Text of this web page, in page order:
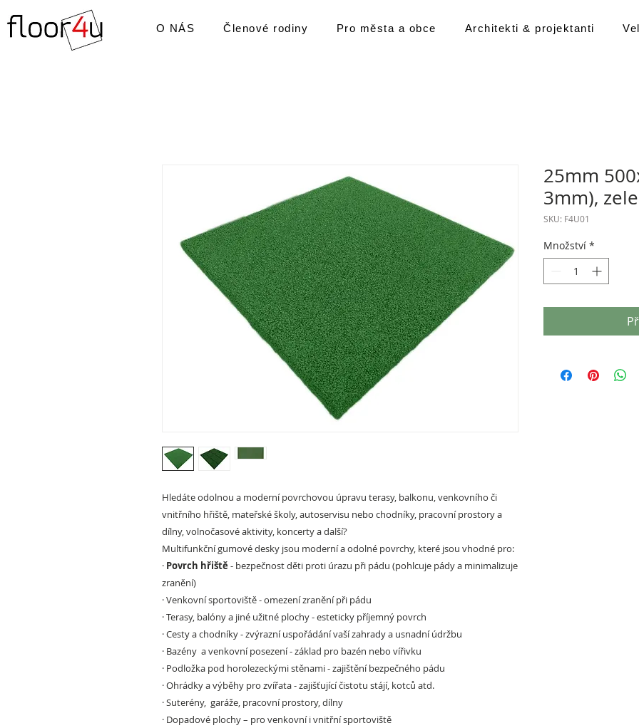
O NÁS Členové rodiny Pro města a obce Architekti & projektanti
Hledáte odolnou a moderní povrchovou úpravu terasy, balkonu, venkovního či
vnitřního hřiště, mateřské školy, autoservisu nebo chodníky, pracovní prostory a
dílny, volnočasové aktivity, koncerty a další?
Multifunkční gumové desky jsou moderní a odolné povrchy, které jsou vhodné pro:
· Povrch hřiště- bezpečnost děti proti úrazu při pádu (pohlcuje pády a minimalizuje
zranění)
·Venkovní sportoviště- omezení zranění při pádu
·Terasy, balóny a jiné užitné plochy- esteticky příjemný povrch
·Cesty a chodníky- zvýrazní uspořádání vaší zahrady a usnadní údržbu
· Bazény a venkovní posezení -základ pro bazén nebo vířivku
· Podložka pod horolezeckými stěnami- zajištění bezpečného pádu
·Ohrádky a výběhy pro zvířata- zajišťující čistotu stájí, kotců atd.
·Suterény, garáže, pracovní prostory, dílny
· Dopadové plochy – pro venkovní i vnitřní sportoviště
25mm
3mm),
SKU: F4U01
Množství *